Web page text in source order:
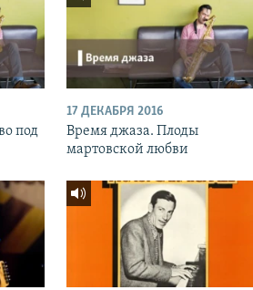
под
17 ДЕКАБРЯ 2016
Время джаза. Плоды
мартовской любви